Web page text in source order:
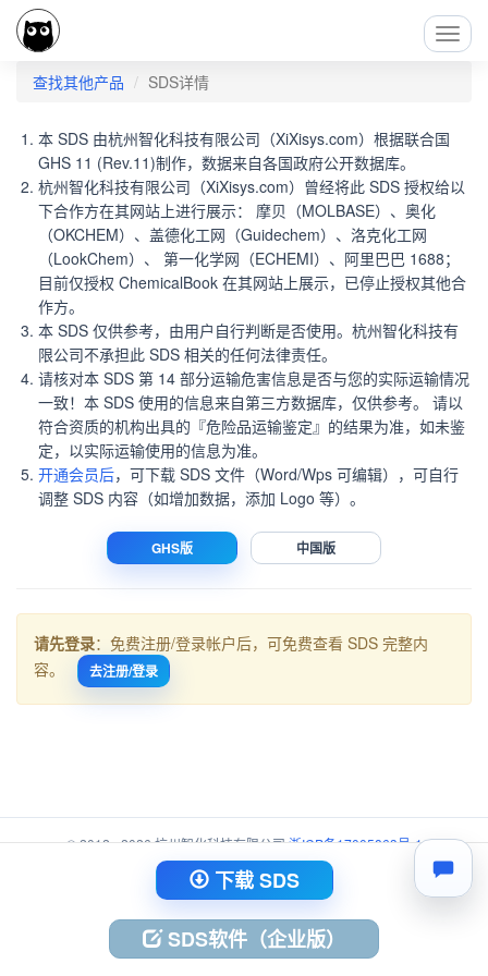
查找其他产品
SDS详情
本 SDS 由杭州智化科技有限公司（XiXisys.com）根据联合国
GHS 11 (Rev.11)制作，数据来自各国政府公开数据库。
杭州智化科技有限公司（XiXisys.com）曾经将此 SDS 授权给以
下合作方在其网站上进行展示： 摩贝（MOLBASE）、奥化
（OKCHEM）、盖德化工网（Guidechem）、洛克化工网
（LookChem）、 第一化学网（ECHEMI）、阿里巴巴 1688；
目前仅授权 ChemicalBook 在其网站上展示，已停止授权其他合
作方。
本 SDS 仅供参考，由用户自行判断是否使用。杭州智化科技有
限公司不承担此 SDS 相关的任何法律责任。
请核对本 SDS 第 14 部分运输危害信息是否与您的实际运输情况
一致！本 SDS 使用的信息来自第三方数据库，仅供参考。 请以
符合资质的机构出具的『危险品运输鉴定』的结果为准，如未鉴
定，以实际运输使用的信息为准。
开通会员后，可下载 SDS 文件（Word/Wps 可编辑），可自行
调整 SDS 内容（如增加数据，添加 Logo 等）。
GHS版 中国版
请先登录：免费注册/登录帐户后，可免费查看 SDS 完整内
容。
去注册/登录
下载 SDS
SDS软件（企业版）
© 2012 - 2026 杭州智化科技有限公司浙ICP备17005863号-1
浙公网安备 33010402003734号